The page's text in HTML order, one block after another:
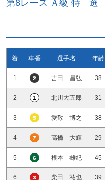
第8レース Ａ級 特 選
着 車番 選手名 年齢
1 2 吉田 昌弘 38
2 1 北川大五郎 31
3 5 愛敬 博之 38
4 7 高橋 大輝 29
5 6 根本 雄紀 45
6 3 柴田 祐也 39